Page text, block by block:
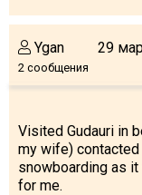
Ygan
2 сообщения
29
Visited Gudauri in
my wife)
snowboarding as
for me.